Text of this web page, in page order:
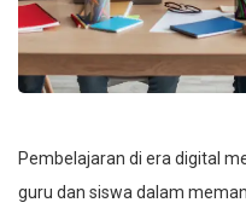
Pembelajaran di era digital
guru dan siswa dalam